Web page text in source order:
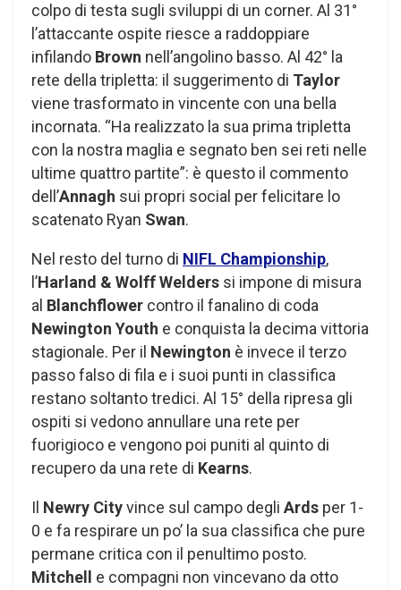
colpo di testa sugli sviluppi di un corner. Al 31°
l’attaccante ospite riesce a raddoppiare
infilando Brown nell’angolino basso. Al 42° la
rete della tripletta: il suggerimento di Taylor
viene trasformato in vincente con una bella
incornata. “Ha realizzato la sua prima tripletta
con la nostra maglia e segnato ben sei reti nelle
ultime quattro partite”: è questo il commento
dell’Annagh sui propri social per felicitare lo
scatenato Ryan Swan.
Nel resto del turno di NIFL Championship,
l’Harland & WolffWelders si impone di misura
al Blanchflower contro il fanalino di coda
Newington Youth e conquista la decima vittoria
stagionale. Per il Newington è invece il terzo
passo falso di fila e i suoi punti in classifica
restano soltanto tredici. Al 15° della ripresa gli
ospiti si vedono annullare una rete per
fuorigioco e vengono poi puniti al quinto di
recupero da una rete di Kearns.
Il Newry Cityvince sul campo degli Ards per 1-
0 e fa respirare un po’ la sua classifica che pure
permane critica con il penultimo posto.
Mitchell e compagni non vincevano da otto